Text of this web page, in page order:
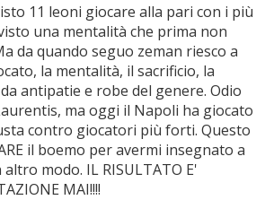
11 leoni giocare alla pari con i più
una mentalità che prima non
da quando seguo zeman riesco a
la mentalità, il sacrificio, la
antipatie e robe del genere. Odio
ma oggi il Napoli ha giocato
contro giocatori più forti. Questo
il boemo per avermi insegnato a
modo. IL RISULTATO E'
MAI!!!!